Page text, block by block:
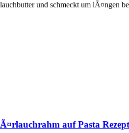
und schmeckt um lÃ¤ngen
auf Pasta Rezept